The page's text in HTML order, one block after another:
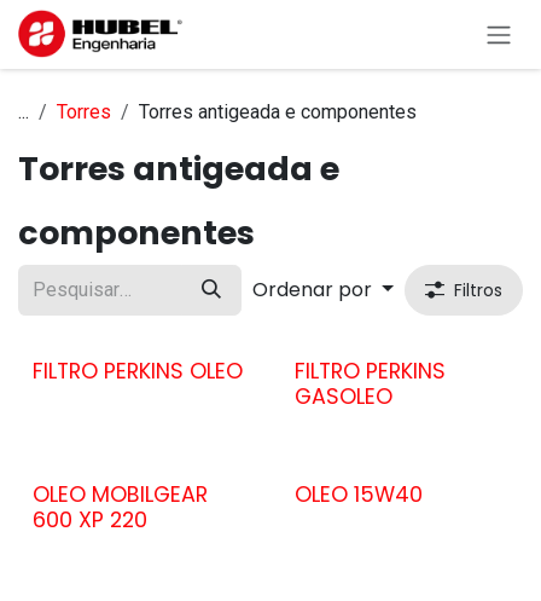
Pular para o conteúdo
... Torres Torres antigeada e componentes
Torres antigeada e
componentes
Ordenar por Filtros
FILTRO PERKINS OLEO
FILTRO PERKINS
GASOLEO
OLEO MOBILGEAR
600 XP 220
OLEO 15W40